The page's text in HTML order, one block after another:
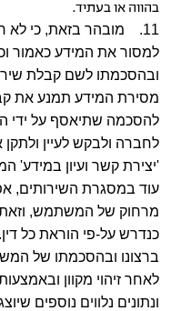
בהווה או בעתיד.
11. מובהר בזאת, כי
למסור את המידע כאמור
ובהסכמתו לשם קבלת
מסירת המידע תמנע את
להסכמה שתיאסף על
לחברה ולבקש לעיין
'יצירת קשר ועיון במידע'
עוד במסגרת השירותים,
מרחוק של המשתמש,
כנדרש על-פי הוראת כל
ברצונו ובהסכמתו של
לאחר זיהוי מקוון
ונתונים נלווים נוספים